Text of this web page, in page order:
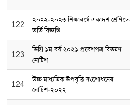
122
২০২২-২০২৩ শিক্ষাবর্ষে একাদশ শ্রেণিতে
ভর্তি বিজ্ঞপ্তি
123
ডিগ্রি ১ম বর্ষ ২০২১ প্রবেশপত্র বিতরণ
নোটিশ
124
উচ্চ মাধ্যমিক উপবৃত্তি সংশোধনের
নোটিশ-২০২২